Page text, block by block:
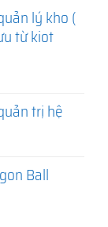
lý kho (
từ kiot
trị hệ
Ball